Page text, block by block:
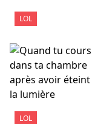
LOL
LOL